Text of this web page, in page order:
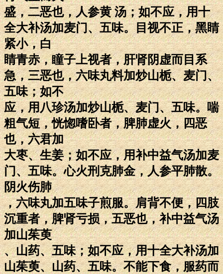
盛，二恶也，人参黄 汤；如不应，用十
全大补汤加麦门、五味。目视不正，黑睛
紧小，白
睛青赤，瞳子上视者，肝肾阴虚而目系
急，三恶也，六味丸料加炒山栀、麦门、
五味；如不
应，用八珍汤加炒山栀、麦门、五味。喘
粗气短，恍惚嗜卧者，脾肺虚火，四恶
也，六君加
大枣、生姜；如不应，用补中益气汤加麦
门、五味。心火刑克肺金，人参平肺散。
阴火伤肺
，六味丸加五味子煎服。肩背不便，四肢
沉重者，脾肾亏损，五恶也，补中益气汤
加山茱萸
、山药、五味；如不应，用十全大补汤加
山茱萸、山药、五味。不能下食，服药而